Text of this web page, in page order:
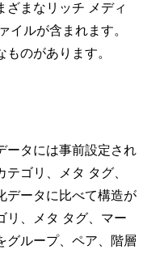
ざまなリッチ メディ
イルが含まれます。
のがあります。
ータには事前設定され
ゴリ、メタ タグ、
データに比べて構造が
リ、メタ タグ、マー
グループ、ペア、階層